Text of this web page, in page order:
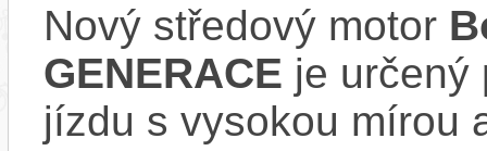
Nový středový motor
GENERACE je určený
jízdu s vysokou mírou